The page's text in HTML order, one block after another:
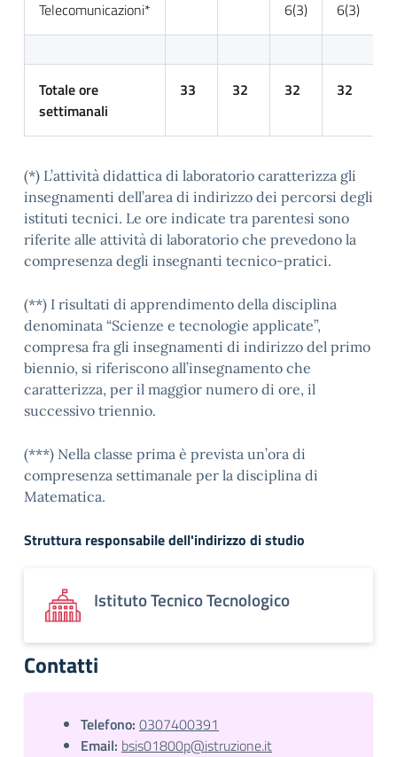
Telecomunicazioni* 6(3) 6(3)
Totale ore
settimanali
33 32 32 32
(*) L’attività didattica di laboratorio caratterizza gli
insegnamenti dell’area di indirizzo dei percorsi degli
istituti tecnici. Le ore indicate tra parentesi sono
riferite alle attività di laboratorio che prevedono la
compresenza degli insegnanti tecnico-pratici.
(**) I risultati di apprendimento della disciplina
denominata “Scienze e tecnologie applicate”,
compresa fra gli insegnamenti di indirizzo del primo
biennio, si riferiscono all’insegnamento che
caratterizza, per il maggior numero di ore, il
successivo triennio.
(***) Nella classe prima è prevista un’ora di
compresenza settimanale per la disciplina di
Matematica.
Struttura responsabile dell'indirizzo di studio
Istituto Tecnico Tecnologico
Contatti
Telefono: 0307400391
Email: bsis01800p@istruzione.it